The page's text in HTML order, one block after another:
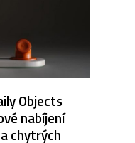
Objects
nabíjení
chytrých